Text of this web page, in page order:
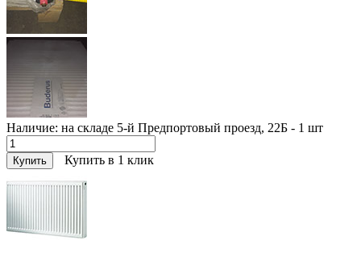
Наличие: на складе 5-й Предпортовый проезд, 22Б - 1 шт
Купить Купить в 1 клик